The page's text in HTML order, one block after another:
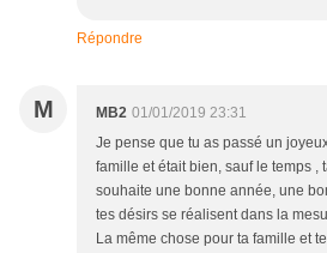
Répondre
M MB2 01/01/2019 23:31
Je pense que tu as passé un
famille et était bien, sauf le temps ,
souhaite une bonne année, une
tes désirs se réalisent dans la
La même chose pour ta famille et